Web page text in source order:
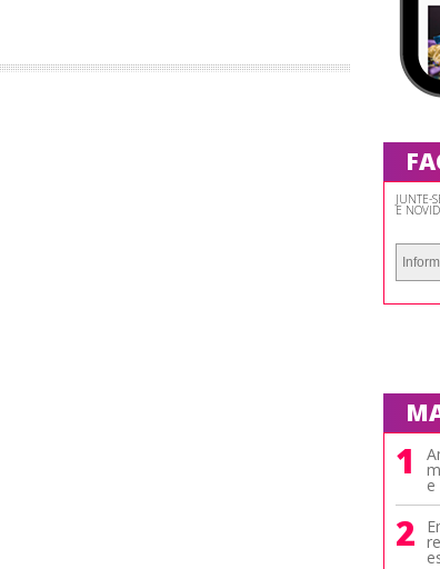
JUNTE-
E
1
2